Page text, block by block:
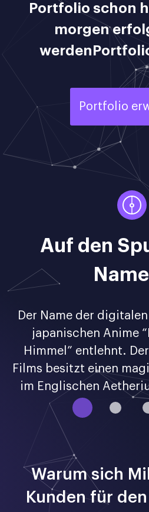
Portfolio schon
morgen
Portfolio
Auf den
Der Name der
japanischen Anime
Himmel” entlehnt.
Films besitzt einen
im Englischen
Warum sich
Kunden für